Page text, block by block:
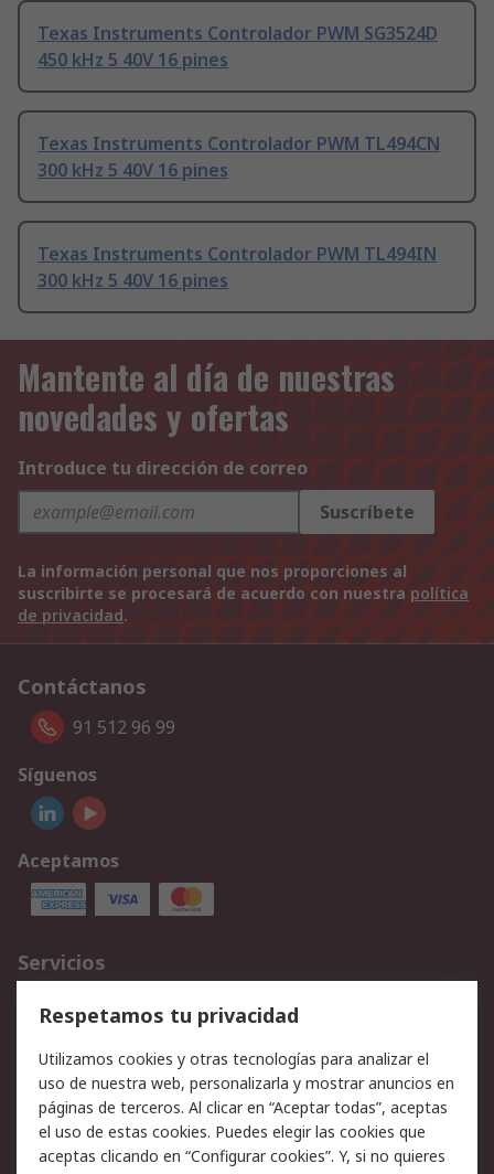
Texas Instruments Controlador PWM SG3524D
450 kHz 5 40V 16 pines
Texas Instruments Controlador PWM TL494CN
300 kHz 5 40V 16 pines
Texas Instruments Controlador PWM TL494IN
300 kHz 5 40V 16 pines
Mantente al día de nuestras
novedades y ofertas
Introduce tu dirección de correo
Suscríbete
La información personal que nos proporciones al
suscribirte se procesará de acuerdo con nuestra política
de privacidad.
Contáctanos
91 512 96 99
Síguenos
Aceptamos
Servicios
Cómo realizar pedidos
Devoluciones
Facturación y pago
Ofertas
Soporte técnico
Legal
Aviso legal Política de privacidad -
Respetamos tu privacidad
Utilizamos cookies y otras tecnologías para analizar el
uso de nuestra web, personalizarla y mostrar anuncios en
páginas de terceros. Al clicar en “Aceptar todas”, aceptas
el uso de estas cookies. Puedes elegir las cookies que
aceptas clicando en “Configurar cookies”. Y, si no quieres